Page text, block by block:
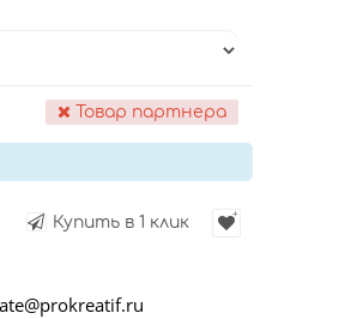
Товар партнера
Купить в 1 клик